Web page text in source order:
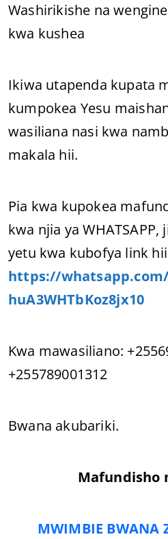
Washirikishe na
kwa kushea
Ikiwa utapenda kupata
kumpokea Yesu
wasiliana nasi kwa
makala hii.
Pia kwa kupokea
kwa njia ya
yetu kwa kubofya link hii
https://whatsapp.com/
huA3WHTbKoz8jx10
Kwa mawasiliano:
+255789001312
Bwana akubariki.
Mafundisho
MWIMBIE BWANA